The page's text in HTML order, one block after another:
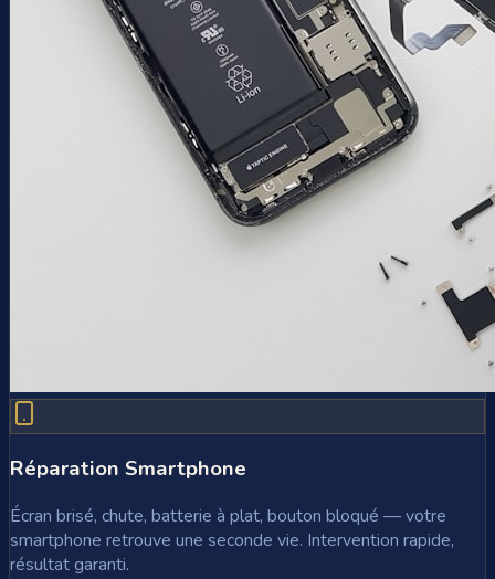
Réparation Smartphone
Écran brisé, chute, batterie à plat, bouton bloqué — votre
smartphone retrouve une seconde vie. Intervention rapide,
résultat garanti.